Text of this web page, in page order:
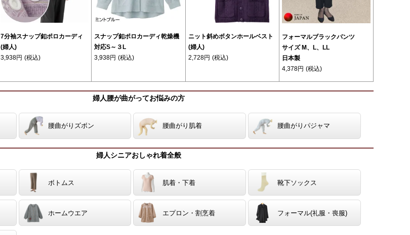
7分袖スナップ釦ポロカーディ
(婦人)
3,938円 (税込)
スナップ釦ポロカーディ乾燥機
対応S～３L
3,938円 (税込)
ニット斜めボタンホールベスト
(婦人)
2,728円 (税込)
フォーマルブラックパンツ
サイズ M、L、LL
日本製
4,378円 (税込)
婦人腰が曲がってお悩みの方
腰曲がりズボン 腰曲がり肌着 腰曲がりパジャマ
婦人シニアおしゃれ着全般
ボトムス 肌着・下着 靴下ソックス
ホームウエア エプロン・割烹着 フォーマル(礼服・喪服)